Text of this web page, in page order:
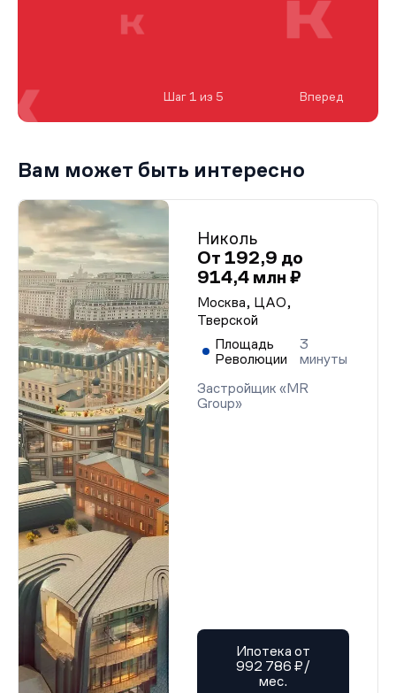
Шаг 1 из 5 Вперед
Вам может быть интересно
Николь
От 192,9 до
914,4 млн ₽
Москва, ЦАО,
Тверской
Площадь
Революции
3
минуты
Застройщик «MR
Group»
Ипотека от
992 786 ₽/
мес.